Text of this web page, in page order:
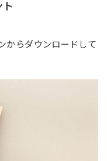
からダウンロードして